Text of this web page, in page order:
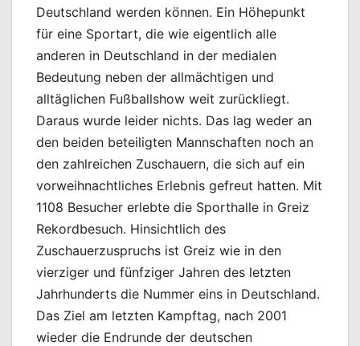
Deutschland werden können. Ein Höhepunkt
für eine Sportart, die wie eigentlich alle
anderen in Deutschland in der medialen
Bedeutung neben der allmächtigen und
alltäglichen Fußballshow weit zurückliegt.
Daraus wurde leider nichts. Das lag weder an
den beiden beteiligten Mannschaften noch an
den zahlreichen Zuschauern, die sich auf ein
vorweihnachtliches Erlebnis gefreut hatten. Mit
1108 Besucher erlebte die Sporthalle in Greiz
Rekordbesuch. Hinsichtlich des
Zuschauerzuspruchs ist Greiz wie in den
vierziger und fünfziger Jahren des letzten
Jahrhunderts die Nummer eins in Deutschland.
Das Ziel am letzten Kampftag, nach 2001
wieder die Endrunde der deutschen